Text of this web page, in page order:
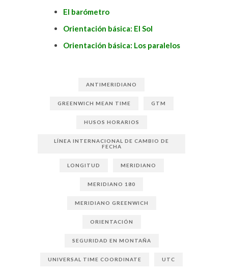
El barómetro
Orientación básica: El Sol
Orientación básica: Los paralelos
ANTIMERIDIANO
GREENWICH MEAN TIME GTM
HUSOS HORARIOS
LÍNEA INTERNACIONAL DE CAMBIO DE
FECHA
LONGITUD MERIDIANO
MERIDIANO 180
MERIDIANO GREENWICH
ORIENTACIÓN
SEGURIDAD EN MONTAÑA
UNIVERSAL TIME COORDINATE UTC